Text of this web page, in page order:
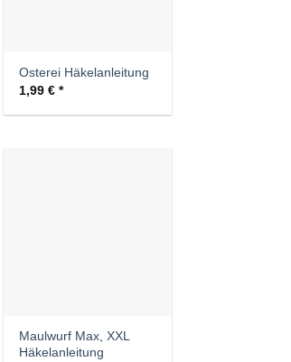
Osterei Häkelanleitung
1,99€
Maulwurf Max, XXL
Häkelanleitung